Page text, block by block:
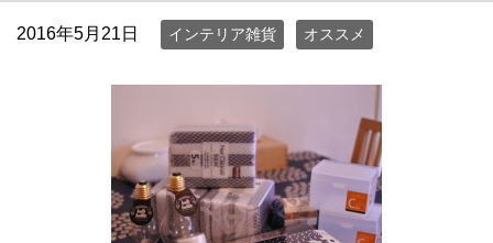
2016年5月21日 インテリア雑貨 オススメ